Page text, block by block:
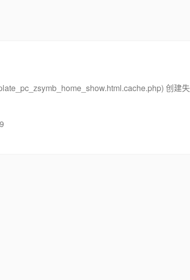
创建失